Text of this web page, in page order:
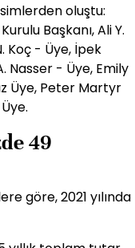
oluştu:
Başkanı, Ali Y.
Koç - Üye, İpek
Nasser - Üye, Emily
Üye, Peter Martyr
49
göre, 2021 yılında